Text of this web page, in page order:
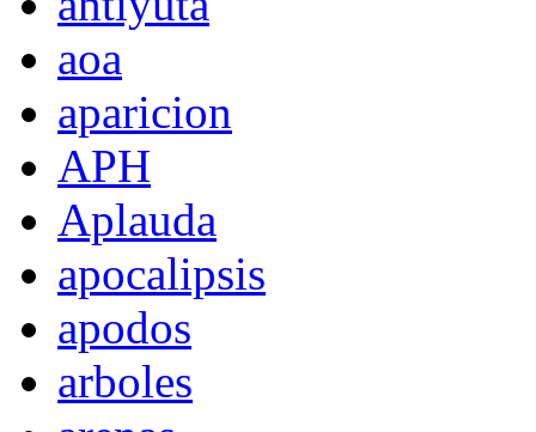
aoa
aparicion
APH
Aplauda
apocalipsis
apodos
arboles